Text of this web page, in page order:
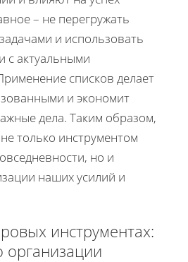
– не перегружать
и использовать
с актуальными
списков делает
и экономит
дела. Таким образом,
только инструментом
но и
наших усилий и
инструментах:
организации